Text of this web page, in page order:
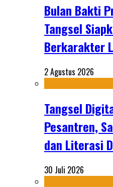
Bulan Bakti
Tangsel
Berkarakter
2 Agustus 2026
Tangsel
Pesantren,
dan Literasi
30 Juli 2026